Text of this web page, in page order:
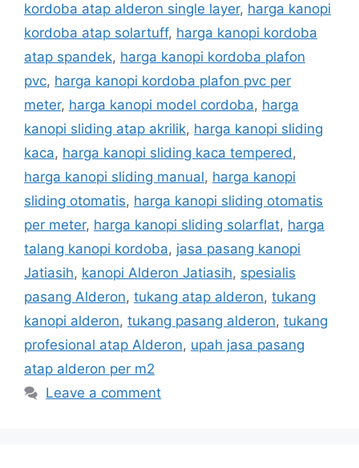
kordoba atap alderon single layer, harga kanopi
kordoba atap solartuff, harga kanopi kordoba
atap spandek, harga kanopi kordoba plafon
pvc, harga kanopi kordoba plafon pvc per
meter, harga kanopi model cordoba, harga
kanopi sliding atap akrilik, harga kanopi sliding
kaca, harga kanopi sliding kaca tempered,
harga kanopi sliding manual, harga kanopi
sliding otomatis, harga kanopi sliding otomatis
per meter, harga kanopi sliding solarflat, harga
talang kanopi kordoba, jasa pasang kanopi
Jatiasih, kanopi Alderon Jatiasih, spesialis
pasang Alderon, tukang atap alderon, tukang
kanopi alderon, tukang pasang alderon, tukang
profesional atap Alderon, upah jasa pasang
atap alderon per m2
Leave a comment